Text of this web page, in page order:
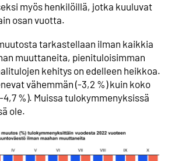
myös henkilöillä, jotka kuuluvat
osan vuotta.
tarkastellaan ilman kaikkia
muuttaneita, pienituloisimman
kehitys on edelleen heikkoa.
vähemmän (-3,2 %) kuin koko
%). Muissa tulokymmenyksissä
ole.